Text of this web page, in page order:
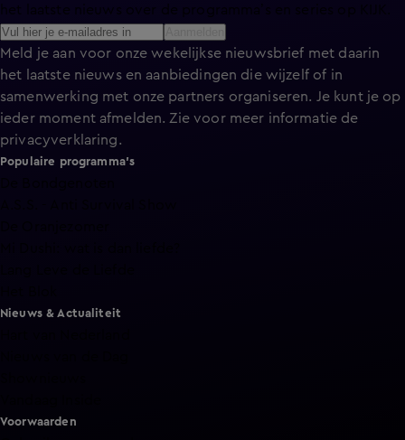
Meld je aan voor onze wekelijkse nieuwsbrief met daarin
het laatste nieuws en aanbiedingen die wijzelf of in
samenwerking met onze partners organiseren. Je kunt je op
ieder moment afmelden. Zie voor meer informatie de
privacyverklaring.
Populaire programma's
Nieuws & Actualiteit
Voorwaarden